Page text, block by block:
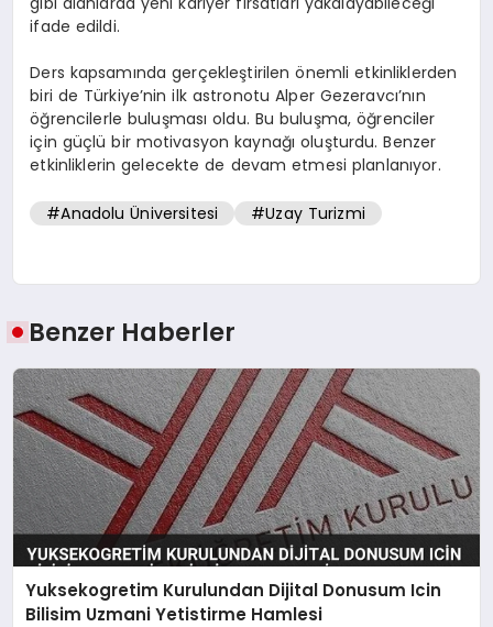
ifade edildi.
Ders kapsamında gerçekleştirilen önemli etkinliklerden
biri de Türkiye’nin ilk astronotu Alper Gezeravcı’nın
öğrencilerle buluşması oldu. Bu buluşma, öğrenciler
için güçlü bir motivasyon kaynağı oluşturdu. Benzer
etkinliklerin gelecekte de devam etmesi planlanıyor.
#Anadolu Üniversitesi #Uzay Turizmi
Benzer Haberler
Yuksekogretim Kurulundan Dijital Donusum Icin
Bilisim Uzmani Yetistirme Hamlesi